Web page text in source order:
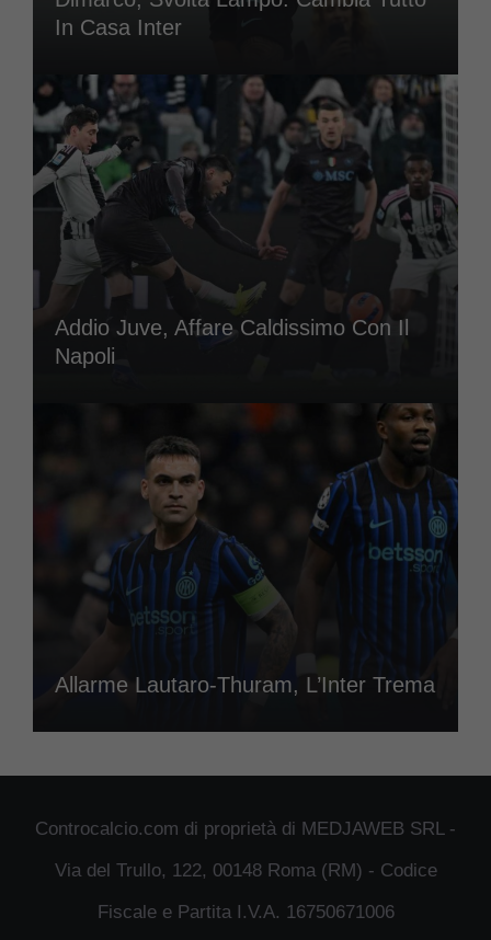
In Casa Inter
Addio Juve, Affare Caldissimo Con Il
Napoli
Allarme Lautaro-Thuram, L’Inter Trema
Controcalcio.com di proprietà di MEDJAWEB SRL -
Via del Trullo, 122, 00148 Roma (RM) - Codice
Fiscale e Partita I.V.A. 16750671006